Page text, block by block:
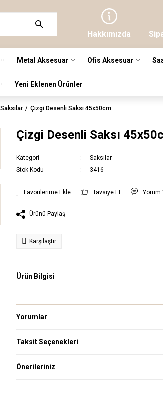
Hakkımızda
Metal Aksesuar Ofis Aksesuar
Yeni Eklenen Ürünler
Saksılar Çizgi Desenli Saksı 45x50cm
Çizgi Desenli Saksı
Kategori
Saksılar
Stok Kodu
3416
Tavsiye Et Yorum
Ürünü Paylaş
Karşılaştır
Ürün Bilgisi
Yorumlar
Taksit Seçenekleri
Önerileriniz